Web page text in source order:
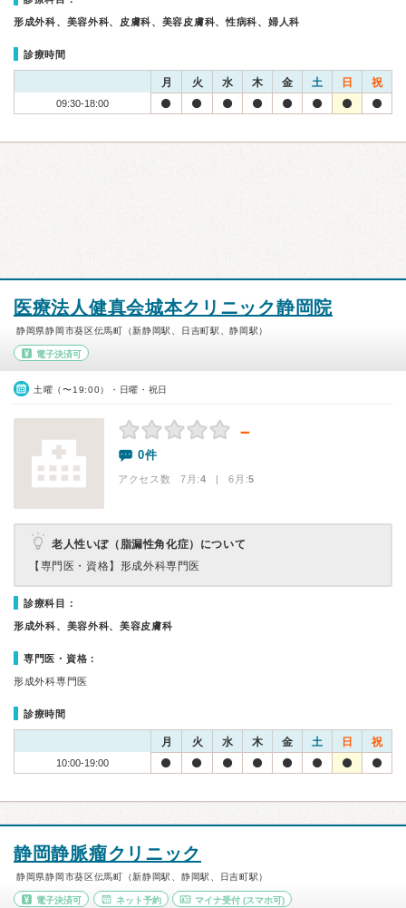
形成外科、美容外科、皮膚科、美容皮膚科、性病科、婦人科
診療時間
月 火 水 木 金 土 日 祝
09:30-18:00
医療法人健真会城本クリニック静岡院
静岡県静岡市葵区伝馬町（新静岡駅、日吉町駅、静岡駅）
電子決済可
土曜（〜19:00）・日曜・祝日
－
0件
アクセス数 7月:4 | 6月:5
老人性いぼ（脂漏性角化症）について
【専門医・資格】 形成外科専門医
診療科目：
形成外科、美容外科、美容皮膚科
専門医・資格：
形成外科専門医
診療時間
月 火 水 木 金 土 日 祝
10:00-19:00
静岡静脈瘤クリニック
静岡県静岡市葵区伝馬町（新静岡駅、静岡駅、日吉町駅）
電子決済可 ネット予約 マイナ受付 (スマホ可)